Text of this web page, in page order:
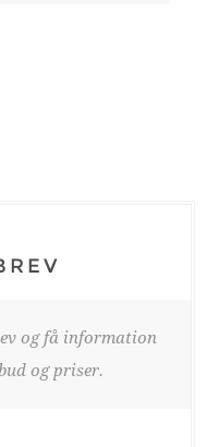
og få information
og priser.